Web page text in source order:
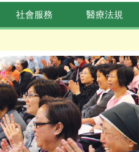
社會服務 醫療法規